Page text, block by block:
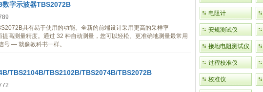
字示波器TBS2072B
具有易于使用的功能。全新的前端设计采用更高的采样率
高测量精度。通过 32 种自动测量，您可以轻松、更准确地测量最常用
号 — 就像教科书一样。
TBS2104B/TBS2102B/TBS2074B/TBS2072B
电阻计
安规测试仪
接地电阻测试仪
过程校准仪
校准仪